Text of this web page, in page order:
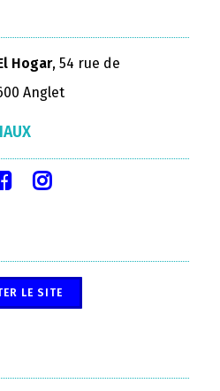
Hogar, 54 rue de
Anglet
LE SITE